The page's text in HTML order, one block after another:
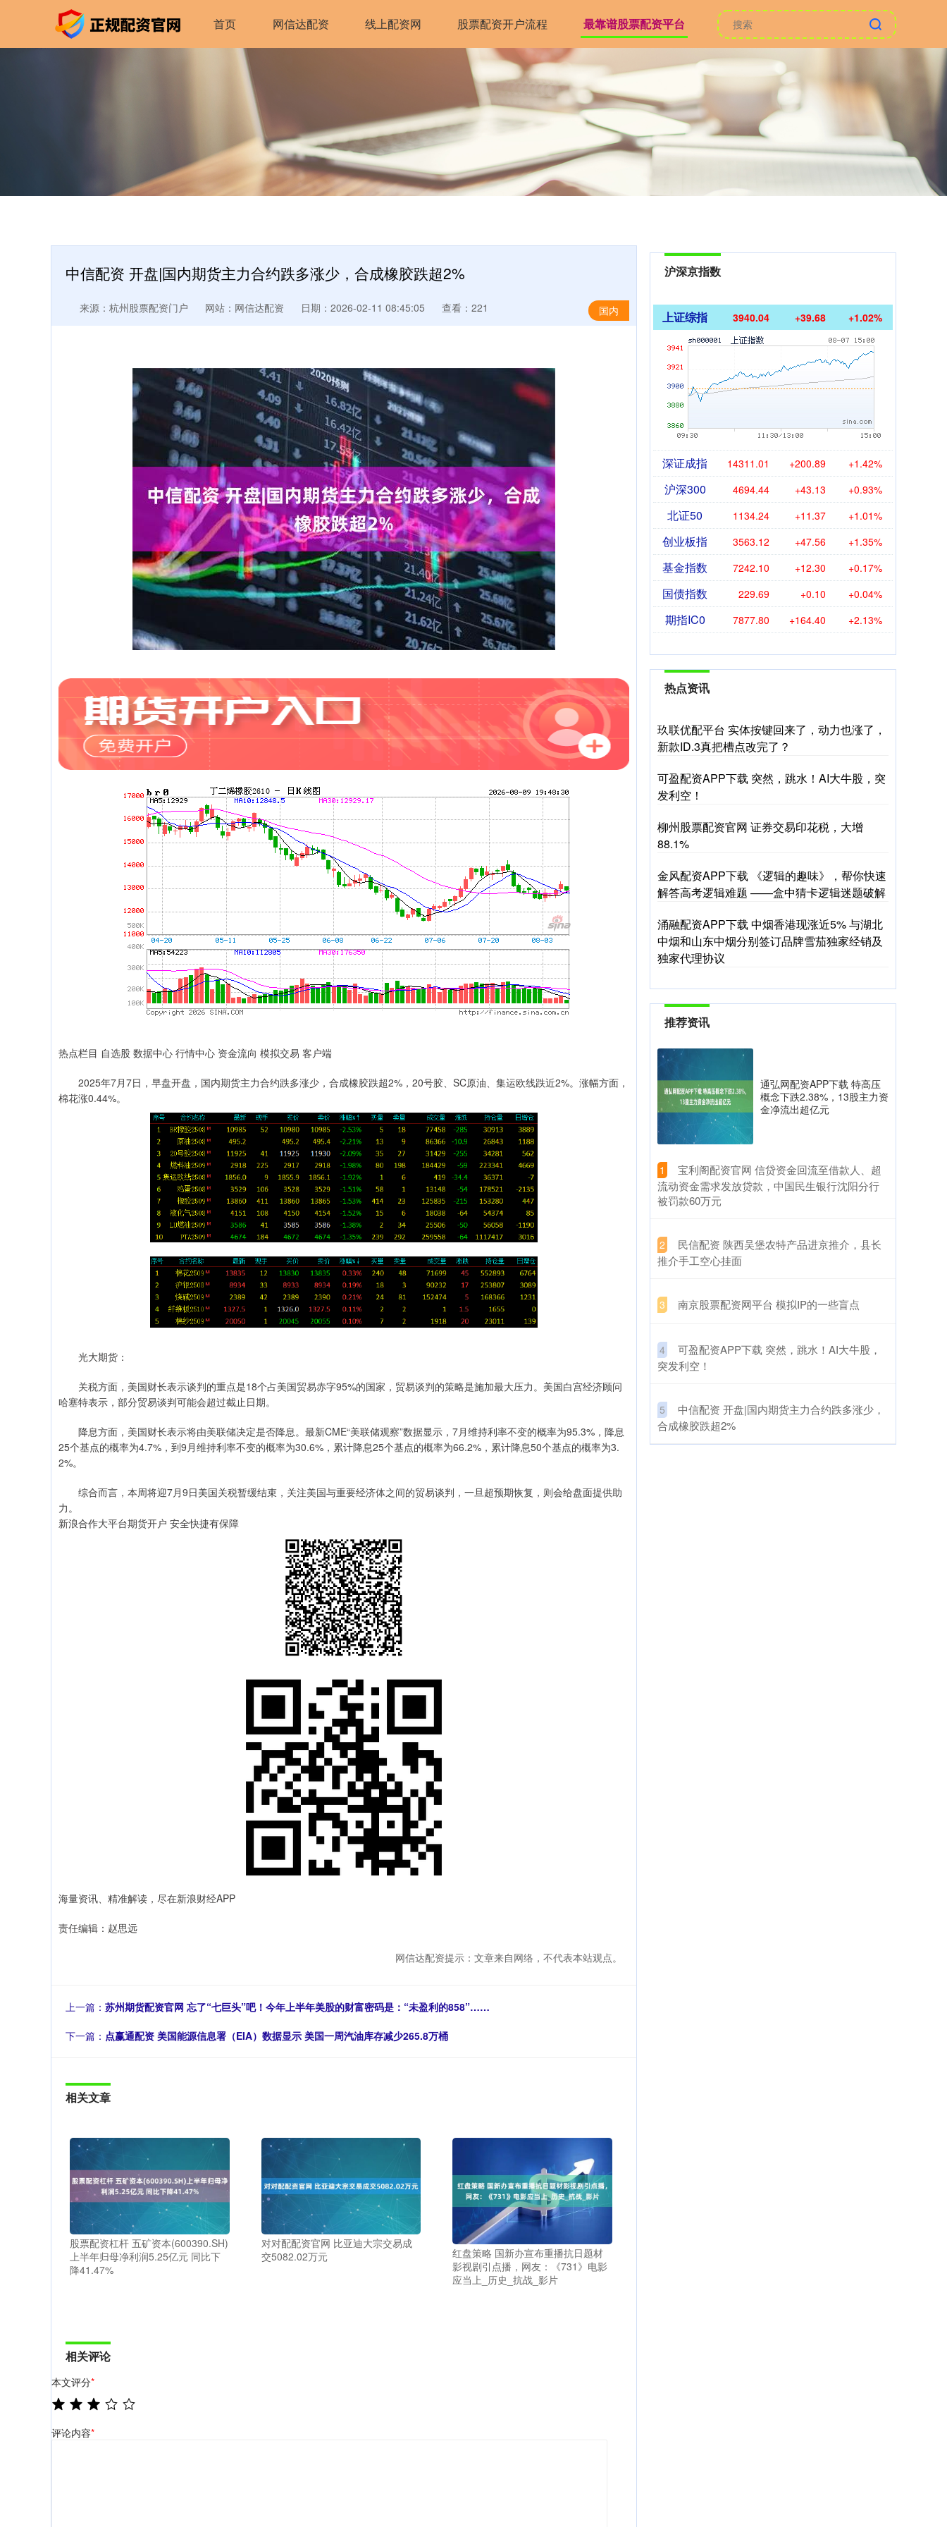
首页 网信达配资 线上配资网 股票配资开户流程 最靠谱股票配资平台
中信配资 开盘|国内期货主力合约跌多涨少，合成橡胶跌超2%
国内
来源：杭州股票配资门户 网站：网信达配资 日期：2026-02-11 08:45:05 查看：221
热点栏目 自选股 数据中心 行情中心 资金流向 模拟交易 客户端
2025年7月7日，早盘开盘，国内期货主力合约跌多涨少，合成橡胶跌超2%，20号胶、SC原油、集运欧线跌近2%。涨幅方面，
棉花涨0.44%。
光大期货：
关税方面，美国财长表示谈判的重点是18个占美国贸易赤字95%的国家，贸易谈判的策略是施加最大压力。美国白宫经济顾问
哈塞特表示，部分贸易谈判可能会超过截止日期。
降息方面，美国财长表示将由美联储决定是否降息。最新CME“美联储观察”数据显示，7月维持利率不变的概率为95.3%，降息
25个基点的概率为4.7%，到9月维持利率不变的概率为30.6%，累计降息25个基点的概率为66.2%，累计降息50个基点的概率为3.
2%。
综合而言，本周将迎7月9日美国关税暂缓结束，关注美国与重要经济体之间的贸易谈判，一旦超预期恢复，则会给盘面提供助
力。
新浪合作大平台期货开户 安全快捷有保障
海量资讯、精准解读，尽在新浪财经APP
责任编辑：赵思远
网信达配资提示：文章来自网络，不代表本站观点。
上一篇： 苏州期货配资官网 忘了“七巨头”吧！今年上半年美股的财富密码是：“未盈利的858”……
下一篇： 点赢通配资 美国能源信息署（EIA）数据显示 美国一周汽油库存减少265.8万桶
相关文章
股票配资杠杆 五矿资本(600390.SH)
上半年归母净利润5.25亿元 同比下
降41.47%
对对配配资官网 比亚迪大宗交易成
交5082.02万元
红盘策略 国新办宣布重播抗日题材
影视剧引点播，网友：《731》电影
应当上_历史_抗战_影片
相关评论
本文评分*
评论内容*
沪深京指数
上证综指 3940.04 +39.68 +1.02%
深证成指 14311.01 +200.89 +1.42%
沪深300 4694.44 +43.13 +0.93%
北证50 1134.24 +11.37 +1.01%
创业板指 3563.12 +47.56 +1.35%
基金指数 7242.10 +12.30 +0.17%
国债指数 229.69 +0.10 +0.04%
期指IC0 7877.80 +164.40 +2.13%
热点资讯
玖联优配平台 实体按键回来了，动力也涨了，
新款ID.3真把槽点改完了？
可盈配资APP下载 突然，跳水！AI大牛股，突
发利空！
柳州股票配资官网 证券交易印花税，大增
88.1%
金风配资APP下载 《逻辑的趣味》，帮你快速
解答高考逻辑难题 ——盒中猜卡逻辑迷题破解
涌融配资APP下载 中烟香港现涨近5% 与湖北
中烟和山东中烟分别签订品牌雪茄独家经销及
独家代理协议
推荐资讯
通弘网配资APP下载 特高压
概念下跌2.38%，13股主力资
金净流出超亿元
1
​宝利阁配资官网 信贷资金回流至借款人、超
流动资金需求发放贷款，中国民生银行沈阳分行
被罚款60万元
2
​民信配资 陕西吴堡农特产品进京推介，县长
推介手工空心挂面
3 ​南京股票配资网平台 模拟IP的一些盲点
4
​可盈配资APP下载 突然，跳水！AI大牛股，
突发利空！
5
​中信配资 开盘|国内期货主力合约跌多涨少，
合成橡胶跌超2%